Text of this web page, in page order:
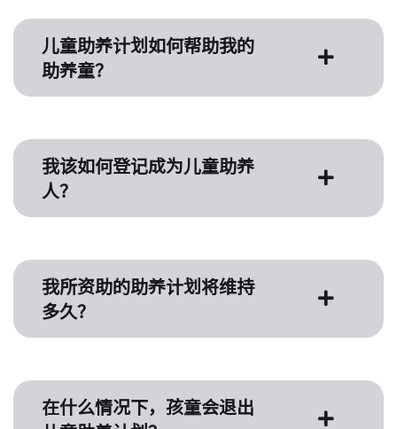
儿童助养计划如何帮助我的
助养童？
我该如何登记成为儿童助养
人？
我所资助的助养计划将维持
多久？
在什么情况下，孩童会退出